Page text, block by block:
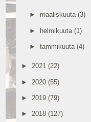
► maaliskuuta (3)
► helmikuuta (1)
► tammikuuta (4)
► 2021 (22)
► 2020 (55)
► 2019 (79)
► 2018 (127)